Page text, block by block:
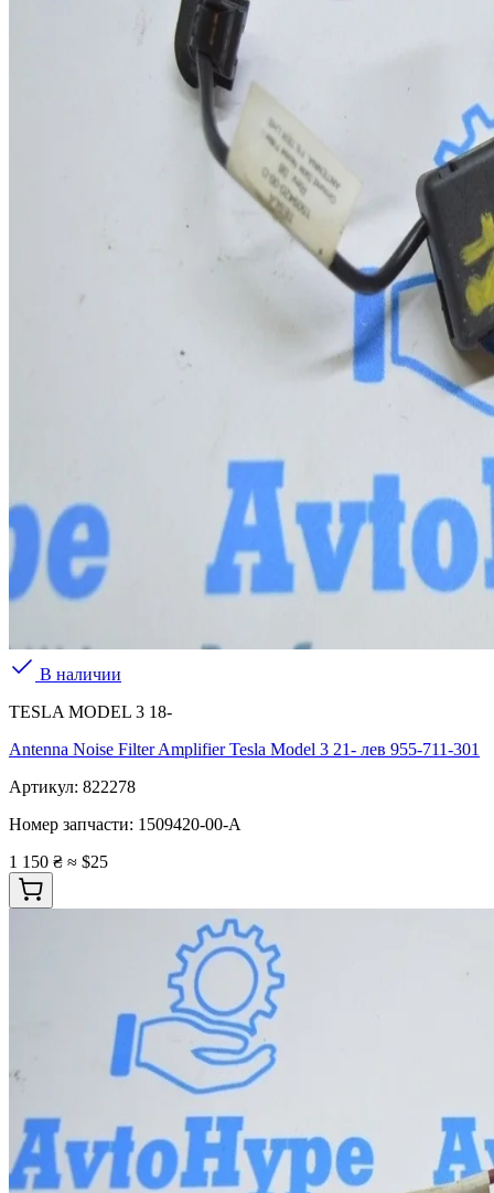
В наличии
TESLA MODEL 3 18-
Antenna Noise Filter Amplifier Tesla Model 3 21- лев 955-711-301
Артикул: 822278
Номер запчасти: 1509420-00-A
1 150 ₴ ≈ $25